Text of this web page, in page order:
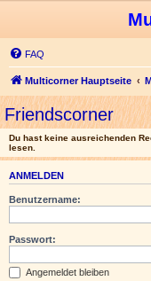
FAQ
Multicorner Hauptseite
Friendscorner
Du hast keine ausreichenden
lesen.
ANMELDEN
Benutzername:
Passwort:
Angemeldet bleiben